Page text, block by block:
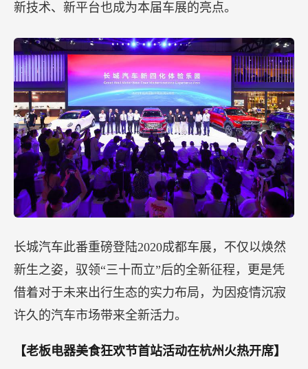
新技术、新平台也成为本届车展的亮点。
长城汽车此番重磅登陆2020成都车展，不仅以焕然
新生之姿，驭领“三十而立”后的全新征程，更是凭
借着对于未来出行生态的实力布局，为因疫情沉寂
许久的汽车市场带来全新活力。
【老板电器美食狂欢节首站活动在杭州火热开席】